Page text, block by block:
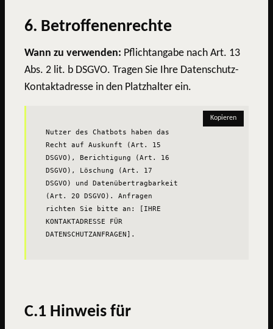
6. Betroffenenrechte
Wann zu verwenden: Pflichtangabe nach Art. 13
Abs. 2 lit. b DSGVO. Tragen Sie Ihre Datenschutz-
Kontaktadresse in den Platzhalter ein.
Kopieren
Nutzer des Chatbots haben das
Recht auf Auskunft (Art. 15
DSGVO), Berichtigung (Art. 16
DSGVO), Löschung (Art. 17
DSGVO) und Datenübertragbarkeit
(Art. 20 DSGVO). Anfragen
richten Sie bitte an: [IHRE
KONTAKTADRESSE FÜR
DATENSCHUTZANFRAGEN].
C.1 Hinweis für